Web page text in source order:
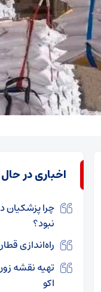
اخباری در
چرا
نبود؟
راه‌اندازی قطار
تهیه نقشه
اکو